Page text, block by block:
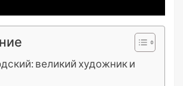
великий художник и